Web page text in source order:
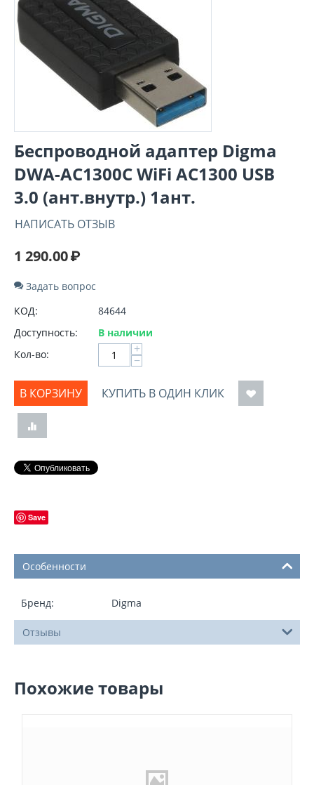
Беспроводной адаптер Digma
DWA-AC1300C WiFi AC1300 USB
3.0 (ант.внутр.) 1ант.
НАПИСАТЬ ОТЗЫВ
1 290.00₽
Задать вопрос
КОД:
84644
Доступность:
В наличии
Кол-во:
+
−
В КОРЗИНУ КУПИТЬ В ОДИН КЛИК
Save
Особенности
Бренд: Digma
Отзывы
Похожие товары